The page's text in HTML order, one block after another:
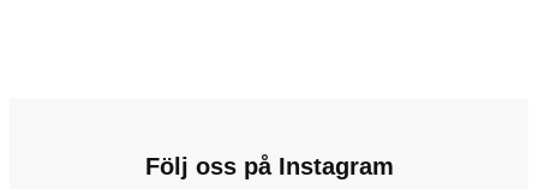
Följ oss på Instagram